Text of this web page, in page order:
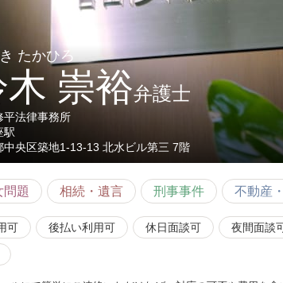
たかひろ
木 崇裕弁護士
平法律事務所
駅
中央区築地1-13-13 北水ビル第三 7階
問題 相続・遺言 刑事事件 不動産
可 後払い利用可 休日面談可 夜間面談